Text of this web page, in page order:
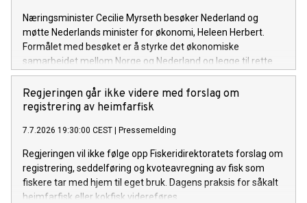
Næringsminister Cecilie Myrseth besøker Nederland og
møtte Nederlands minister for økonomi, Heleen Herbert.
Formålet med besøket er å styrke det økonomiske
samarbeidet mellom Norge og Nederland og legge til rette
for økt handel, investeringer og næringslivssamarbeid.
Regjeringen går ikke videre med forslag om
registrering av heimfarfisk
7.7.2026 19:30:00 CEST Pressemelding
Regjeringen vil ikke følge opp Fiskeridirektoratets forslag om
registrering, seddelføring og kvoteavregning av fisk som
fiskere tar med hjem til eget bruk. Dagens praksis for såkalt
heimfarfisk eller kokfisk videreføres.